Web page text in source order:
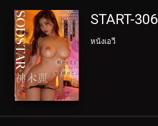
START-306
หนังเอวี